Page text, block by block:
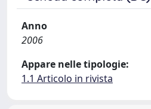
Anno
2006
Appare nelle tipologie:
1.1 Articolo in rivista